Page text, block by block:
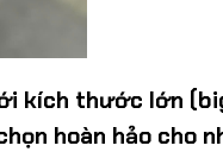
kích thước lớn
hoàn hảo cho